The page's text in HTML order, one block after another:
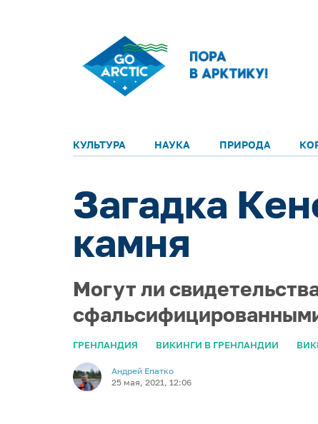
КУЛЬТУРА НАУКА ПРИРОДА
Загадка
камня
Могут ли
ГРЕНЛАНДИЯ ВИКИНГИ В ГРЕНЛАНДИИ
Андрей Епатко
25 мая, 2021, 12:06